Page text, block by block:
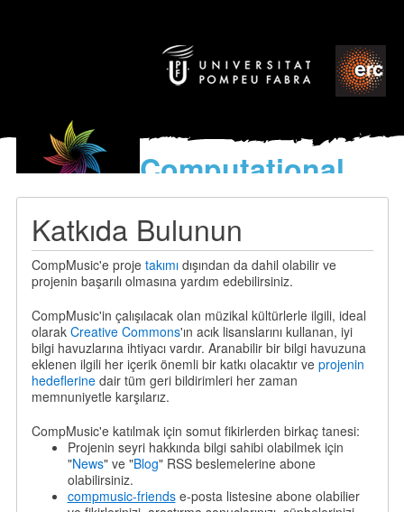
Computational
models
World’s Music
Katkıda Bulunun
CompMusic'e proje takımıdışından da dahil olabilir ve
projenin başarılı olmasına yardım edebilirsiniz.
CompMusic'in çalışılacak olan müzikal kültürlerle ilgili, ideal
olarak Creative Commons'ın acık lisanslarını kullanan, iyi
bilgi havuzlarına ihtiyacı vardır. Aranabilir bir bilgi havuzuna
eklenen ilgili her içerik önemli bir katkı olacaktır ve projenin
hedeflerinedair tüm geri bildirimleri her zaman
memnuniyetle karşılarız.
CompMusic'e katılmak için somut fikirlerden birkaç tanesi:
Projenin seyri hakkında bilgi sahibi olabilmek için
"News" ve "Blog" RSS beslemelerine abone
olabilirsiniz.
compmusic-friendse-posta listesine abone olabilier